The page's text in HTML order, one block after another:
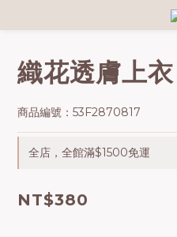
織花透膚上衣
商品編號：53F2870817
全店，全館滿$1500免運
NT$380